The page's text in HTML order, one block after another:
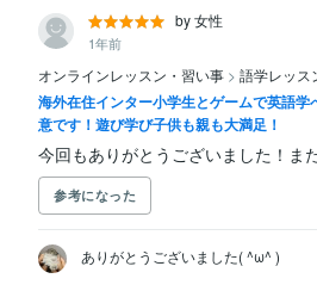
by 女性
1年前
オンラインレッスン・習い事 > 語学レッス
海外在住インター小学生とゲームで英語
意です！遊び学び子供も親も大満足！
今回もありがとうございました！ま
参考になった
ありがとうございました( ^ω^ )